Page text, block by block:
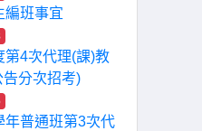
編班事宜
第4次代理(課)教
分次招考)
年普通班第3次代